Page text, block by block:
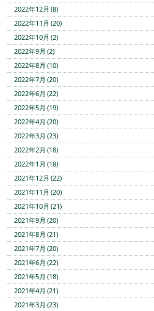
2022年12月 (8)
2022年11月 (20)
2022年10月 (2)
2022年9月 (2)
2022年8月 (10)
2022年7月 (20)
2022年6月 (22)
2022年5月 (19)
2022年4月 (20)
2022年3月 (23)
2022年2月 (18)
2022年1月 (18)
2021年12月 (22)
2021年11月 (20)
2021年10月 (21)
2021年9月 (20)
2021年8月 (21)
2021年7月 (20)
2021年6月 (22)
2021年5月 (18)
2021年4月 (21)
2021年3月 (23)